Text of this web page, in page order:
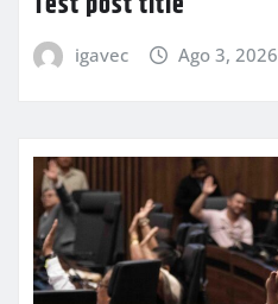
igavec Ago 3, 2026